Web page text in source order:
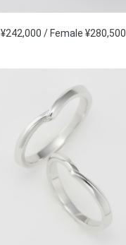
/ Female ¥280,500